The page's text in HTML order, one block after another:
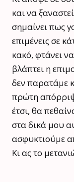
και να
σημαίνει πως
επιμένεις σε
κακό, φτάνει
βλάπτει η
δεν παρατάμε
πρώτη
έτσι, θα
στα δικά μου
ασφυκτιούμε
Κι ας το